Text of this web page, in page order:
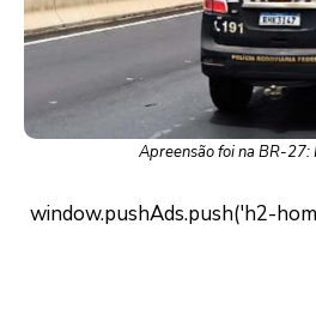
Apreensão foi na BR-27: